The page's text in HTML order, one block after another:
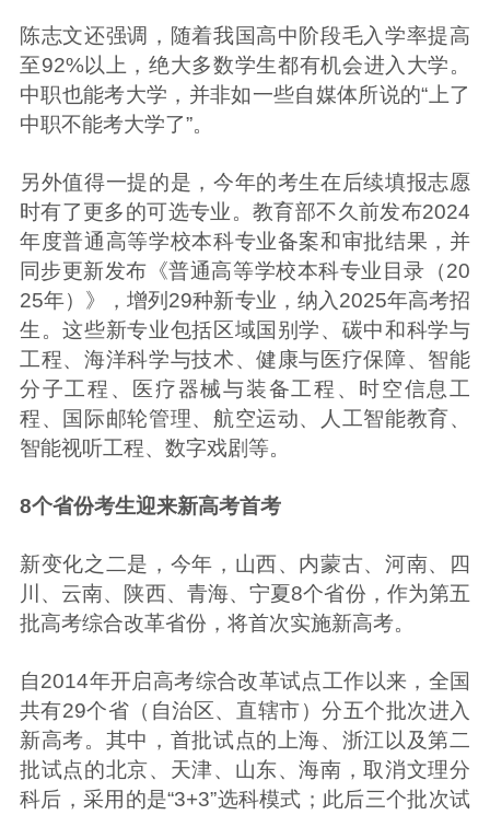
陈志文还强调，随着我国高中阶段毛入学率提高
至92%以上，绝大多数学生都有机会进入大学。
中职也能考大学，并非如一些自媒体所说的“上了
中职不能考大学了”。
另外值得一提的是，今年的考生在后续填报志愿
时有了更多的可选专业。教育部不久前发布2024
年度普通高等学校本科专业备案和审批结果，并
同步更新发布《普通高等学校本科专业目录（20
25年）》，增列29种新专业，纳入2025年高考招
生。这些新专业包括区域国别学、碳中和科学与
工程、海洋科学与技术、健康与医疗保障、智能
分子工程、医疗器械与装备工程、时空信息工
程、国际邮轮管理、航空运动、人工智能教育、
智能视听工程、数字戏剧等。
8个省份考生迎来新高考首考
新变化之二是，今年，山西、内蒙古、河南、四
川、云南、陕西、青海、宁夏8个省份，作为第五
批高考综合改革省份，将首次实施新高考。
自2014年开启高考综合改革试点工作以来，全国
共有29个省（自治区、直辖市）分五个批次进入
新高考。其中，首批试点的上海、浙江以及第二
批试点的北京、天津、山东、海南，取消文理分
科后，采用的是“3+3”选科模式；此后三个批次试